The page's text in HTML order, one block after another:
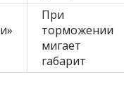
При
торможении
мигает
габарит